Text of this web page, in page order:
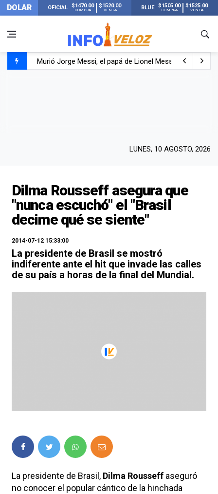
DOLAR OFICIAL $1470.00
COMPRA
$1520.00
VENTA BLUE $1505.00
COMPRA
$1525.00
VENTA
Murió Jorge Messi, el papá de Lionel Messi
LUNES, 10 AGOSTO, 2026
Dilma Rousseff asegura que
"nunca escuchó" el "Brasil
decime qué se siente"
2014-07-12 15:33:00
La presidente de Brasil se mostró
indiferente ante el hit que invade las calles
de su país a horas de la final del Mundial.
La presidente de Brasil, Dilma Rousseff aseguró
no conocer el popular cántico de la hinchada